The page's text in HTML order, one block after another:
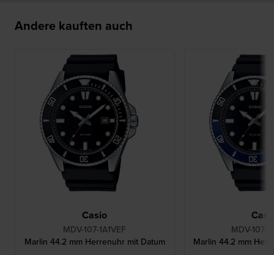
Andere kauften auch
Casio
MDV-107-1A1VEF
Marlin 44.2 mm Herrenuhr mit Datum
MDV-107-
Marlin 44.2 mm